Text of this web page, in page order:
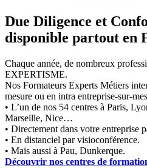
Due Diligence et
disponible partout en
Chaque année, de nombreux
EXPERTISME.
Nos Formateurs Experts Métiers
mesure ou en intra entreprise-sur-
• L’un de nos 54 centres à Paris,
Marseille, Nice…
• Directement dans votre entreprise
• En distanciel par visioconférence.
• Mais aussi à Pau, Dunkerque.
Découvrir nos centres de